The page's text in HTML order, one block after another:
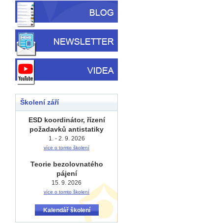
Školení září
ESD koordinátor, řízení
požadavků antistatiky
1. - 2. 9. 2026
více o tomto školení
Teorie bezolovnatého
pájení
15. 9. 2026
více o tomto školení
Kalendář školení